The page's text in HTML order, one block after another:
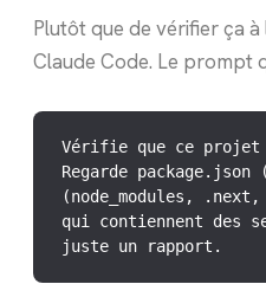
Plutôt que de vérifier ça
Claude Code. Le prompt
Vérifie que ce projet
Regarde
(node_modules,
qui contiennent des
juste un rapport.